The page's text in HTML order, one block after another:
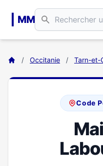
MM
/ Occitanie / Tarn-et-
Code